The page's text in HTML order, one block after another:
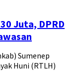
Juta, DPRD
Sumenep
Huni (RTLH)